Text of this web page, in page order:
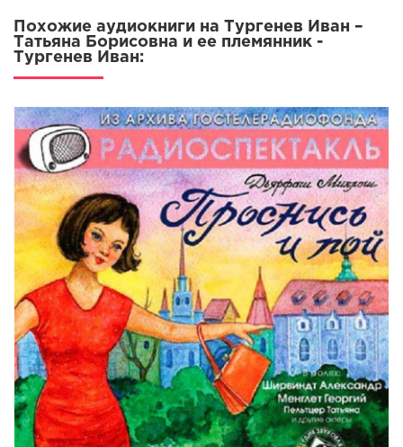
Похожие аудиокниги на Тургенев Иван –
Татьяна Борисовна и ее племянник -
Тургенев Иван: